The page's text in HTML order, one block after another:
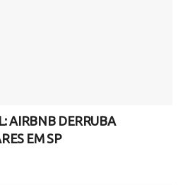
AIRBNB DERRUBA
EM SP